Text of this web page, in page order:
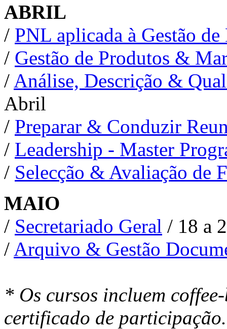
ABRIL
/ PNL aplicada à Gestão de
/ Gestão de Produtos &
/ Análise, Descrição &
Abril
/ Preparar & Conduzir
/ Leadership - Master
/ Selecção & Avaliação de
MAIO
/ Secretariado Geral / 18 a
/ Arquivo & Gestão
* Os cursos incluem
certificado de participação.